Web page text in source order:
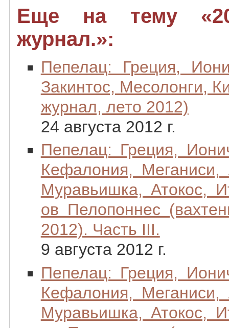
Еще на тему
журнал.»:
Пепелац: Греция,
Закинтос, Месолонги,
журнал, лето 2012)
24 августа 2012 г.
Пепелац: Греция,
Кефалония,
Муравьишка, Атокос,
ов Пелопоннес
2012). Часть III.
9 августа 2012 г.
Пепелац: Греция,
Кефалония,
Муравьишка, Атокос,